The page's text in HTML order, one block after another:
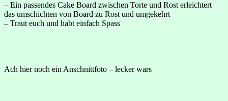
– Ein passendes Cake Board zwischen Torte und Rost erleichtert
das umschichten von Board zu Rost und umgekehrt
– Traut euch und habt einfach Spass
Ach hier noch ein Anschnittfoto – lecker wars